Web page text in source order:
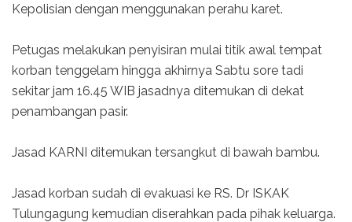
Kepolisian dengan menggunakan perahu karet.
Petugas melakukan penyisiran mulai titik awal tempat
korban tenggelam hingga akhirnya Sabtu sore tadi
sekitar jam 16.45 WIB jasadnya ditemukan di dekat
penambangan pasir.
Jasad KARNI ditemukan tersangkut di bawah bambu.
Jasad korban sudah di evakuasi ke RS. Dr ISKAK
Tulungagung kemudian diserahkan pada pihak keluarga.